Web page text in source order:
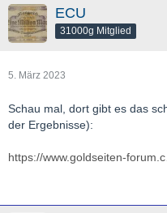
ECU
31000g Mitglied
5. März 2023
Schau mal, dort gibt es das
der Ergebnisse):
https://www.goldseiten-